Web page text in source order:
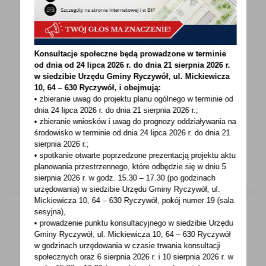
20 - 07 - 2021
Obwieszczenie o wyłożeniu do publicznego
wglądu projektu miejscowego planu
zagospodarowania przestrzennego
Na podstawie art. 17 pkt 9 ustawy z dnia 27
marca 2003 r. o planowaniu
i zagospodarowaniu przestrzennym...
19 - 07 - 2021
Rusza Konkurs Prezesa GUS na najbardziej
Konsultacje społeczne będą prowadzone w terminie
od dnia od 24 lipca 2026 r. do dnia 21 sierpnia 2026 r.
w siedzibie Urzędu Gminy Ryczywół, ul. Mickiewicza
10, 64 – 630 Ryczywół, i obejmują:
• zbieranie uwag do projektu planu ogólnego w terminie od
dnia 24 lipca 2026 r. do dnia 21 sierpnia 2026 r.;
• zbieranie wniosków i uwag do prognozy oddziaływania na
środowisko w terminie od dnia 24 lipca 2026 r. do dnia 21
sierpnia 2026 r.;
• spotkanie otwarte poprzedzone prezentacją projektu aktu
planowania przestrzennego, które odbędzie się w dniu 5
sierpnia 2026 r.w godz. 15.30 – 17.30 (po godzinach
urzędowania) w siedzibie Urzędu Gminy Ryczywół, ul.
Mickiewicza 10, 64 – 630 Ryczywół, pokójnumer 19 (sala
sesyjna),
• prowadzenie punktu konsultacyjnego w siedzibie Urzędu
Gminy Ryczywół, ul. Mickiewicza 10, 64 – 630 Ryczywół
w godzinachurzędowania w czasie trwania konsultacji
społecznych oraz 6 sierpnia 2026 r. i 10 sierpnia 2026 r. w